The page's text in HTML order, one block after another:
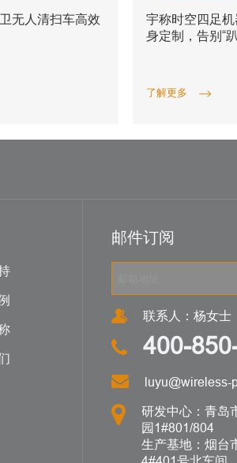
无人清扫车高效
宇称时空四足
身定制，告别“
了解更多
邮件订阅
联系人：杨女士
400-
luyu@wireless-
研发中心：青岛
园1#801/804
生产基地：烟台